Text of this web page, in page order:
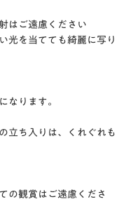
はご遠慮ください
光を当てても綺麗に写り
なります。
立ち入りは、くれぐれも
の観賞はご遠慮くださ